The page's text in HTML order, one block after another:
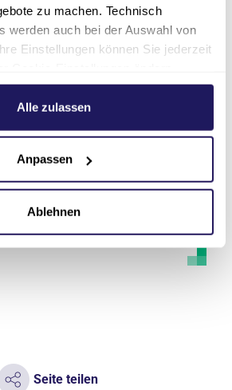
zu machen. Technisch
werden auch bei der Auswahl von
Einstellungen können Sie jederzeit
hierzu finden Sie in unserer
.Alle zulassen
Anpassen
Ablehnen
und Angehörige.
Seite teilen